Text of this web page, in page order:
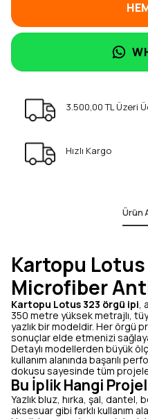
3.500,00 TL Üzeri
Hızlı Kargo
Ürün
Kartopu
Microfiber
Kartopu Lotus 323 örgü ipi,
350 metre yüksek metrajlı,
yazlık bir modeldir. Her örgü
sonuçlar elde etmenizi
Detaylı modellerden büyük
kullanım alanında başarılı
dokusu sayesinde tüm
Bu İplik Hangi
Yazlık bluz, hırka, şal,
aksesuar gibi farklı kullanım